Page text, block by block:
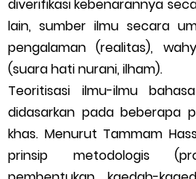
diverifikasi kebenarannya
lain, sumber ilmu secara
pengalaman (realitas),
(suara hati nurani, ilham).
Teoritisasi ilmu-ilmu
didasarkan pada beberapa
khas. Menurut Tammam
prinsip metodologis